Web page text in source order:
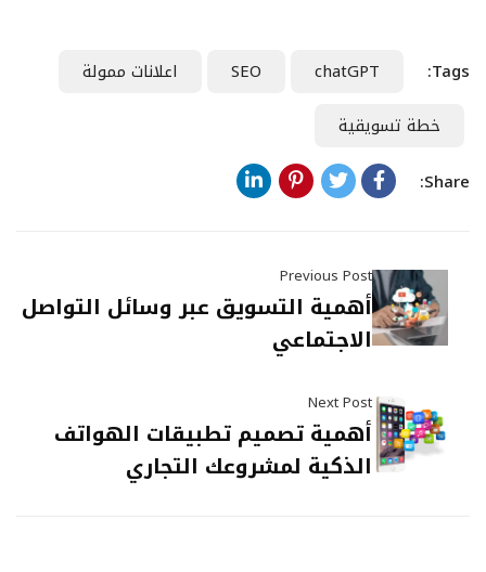
Tags:
chatGPT
SEO
اعلانات ممولة
خطة تسويقية
Share:
Previous Post
أهمية التسويق عبر وسائل التواصل
الاجتماعي
Next Post
أهمية تصميم تطبيقات الهواتف
الذكية لمشروعك التجاري